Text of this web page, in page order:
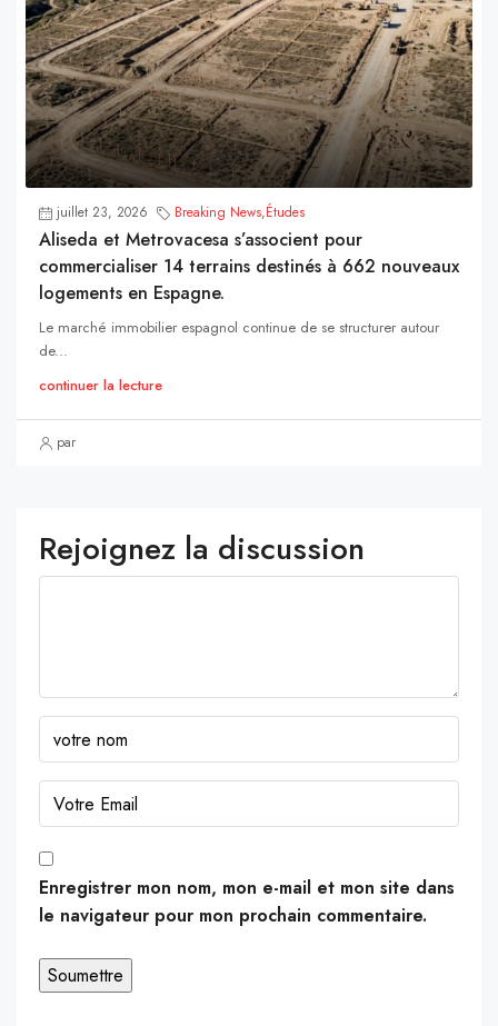
juillet 23, 2026 Breaking News,Études
Aliseda et Metrovacesa s’associent pour
commercialiser 14 terrains destinés à 662 nouveaux
logements en Espagne.
Le marché immobilier espagnol continue de se structurer autour
de...
continuer la lecture
par
Rejoignez la discussion
Enregistrer mon nom, mon e-mail et mon site dans
le navigateur pour mon prochain commentaire.